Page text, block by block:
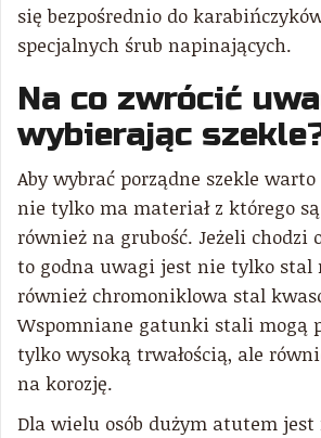
się bezpośrednio do
specjalnych śrub napinających.
Na co zwrócić
wybierając
Aby wybrać porządne szekle
nie tylko ma materiał z którego
również na grubość. Jeżeli chodzi
to godna uwagi jest nie tylko stal
również chromoniklowa stal
Wspomniane gatunki stali mogą
tylko wysoką trwałością, ale
na korozję.
Dla wielu osób dużym atutem jest